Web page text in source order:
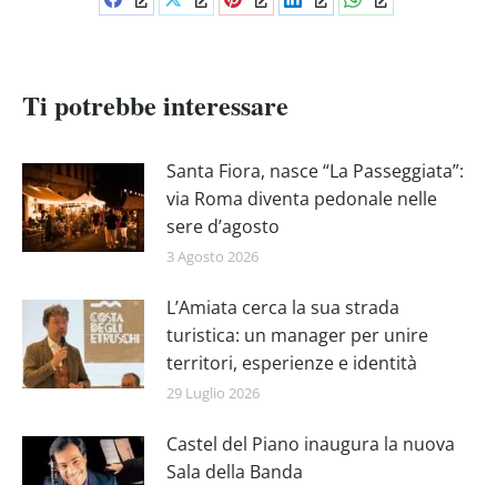
CondividiCondividiCondividiCondividiCondividi
Ti potrebbe interessare
Santa Fiora, nasce “La Passeggiata”:
via Roma diventa pedonale nelle
sere d’agosto
3 Agosto 2026
L’Amiata cerca la sua strada
turistica: un manager per unire
territori, esperienze e identità
29 Luglio 2026
Castel del Piano inaugura la nuova
Sala della Banda